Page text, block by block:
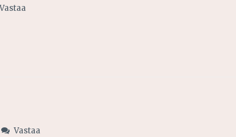
Vastaa